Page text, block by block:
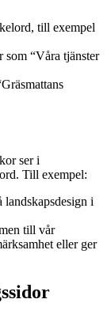
till exempel
som “Våra tjänster
ser i
Till exempel:
landskapsdesign i
till vår
eller ger